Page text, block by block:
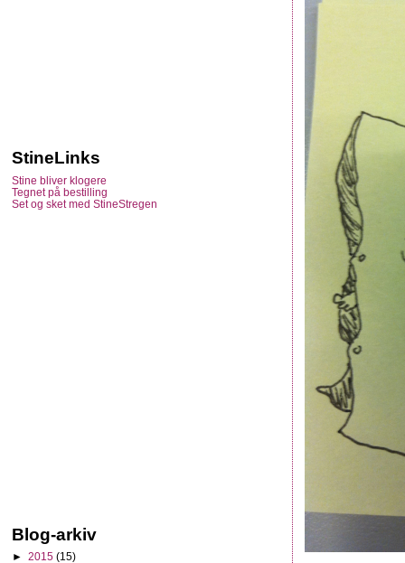
StineLinks
Stine bliver klogere
Tegnet på bestilling
Set og sket med StineStregen
Blog-arkiv
► 2015 (15)